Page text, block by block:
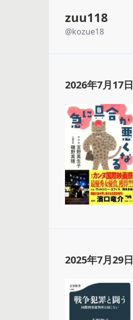
zuu118
@kozue18
2026年7月17日
2025年7月29日